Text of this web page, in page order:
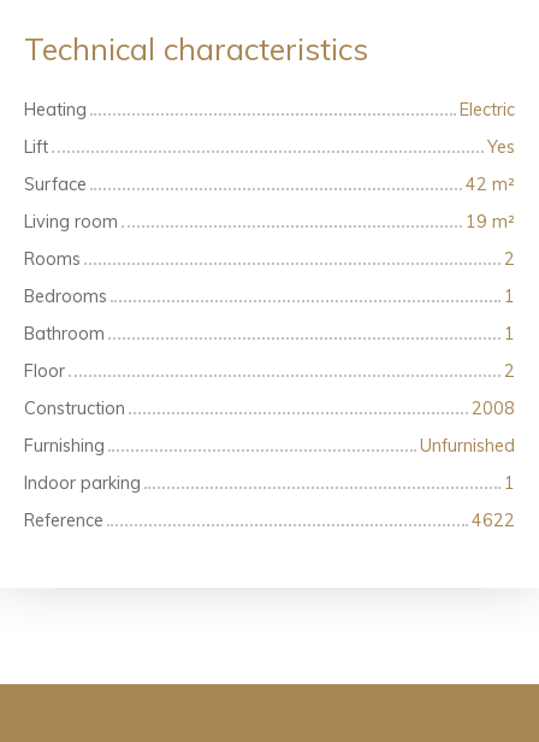
Technical characteristics
Heating
Electric
Lift
Yes
Surface
42 m²
Living room
19 m²
Rooms
2
Bedrooms
1
Bathroom
1
Floor
2
Construction
2008
Furnishing
Unfurnished
Indoor parking
1
Reference
4622